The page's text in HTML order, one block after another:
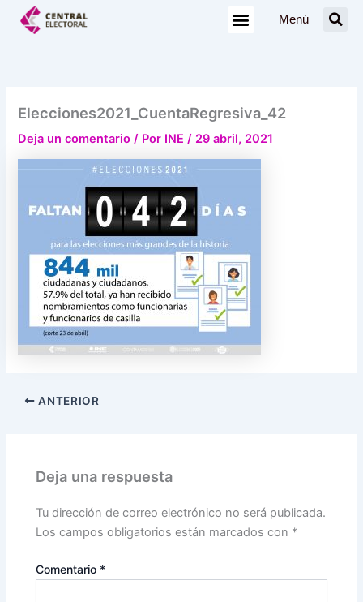
Menú
Elecciones2021_CuentaRegresiva_42
Deja un comentario / Por INE/ 29 abril, 2021
ANTERIOR
Deja una respuesta
Tu dirección de correo electrónico no será publicada.
Los campos obligatorios están marcados con *
Comentario *